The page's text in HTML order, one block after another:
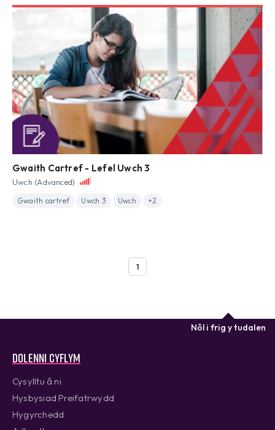
Gwaith Cartref - Lefel Uwch 3
Uwch (Advanced)
Gwaith cartref Uwch 3 Uwch +2
1
Dolenni cyflym
Cysylltu â ni
Hysbysiad Preifatrwydd
Hygyrchedd
Nôl i frig y tudalen